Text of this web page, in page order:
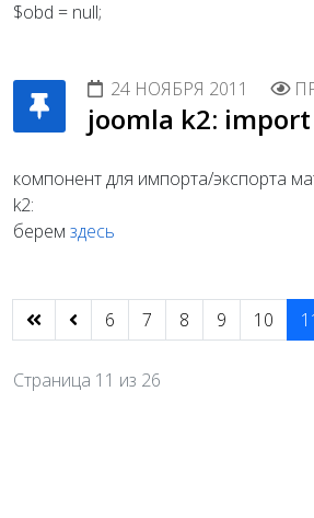
$obd = null;
24 НОЯБРЯ 2011
joomla k2:
компонент для импорта/экспорта
k2:
берем здесь
6 7 8 9 10
Страница 11 из 26